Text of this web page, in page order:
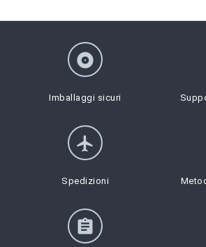
album
Imballaggi sicuri
flight
Spedizioni
assignment